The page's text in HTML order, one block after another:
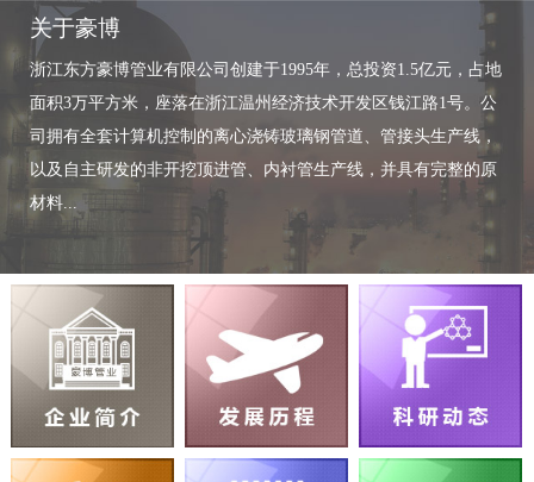
关于豪博
浙江东方豪博管业有限公司创建于1995年，总投资1.5亿元，占地
面积3万平方米，座落在浙江温州经济技术开发区钱江路1号。公
司拥有全套计算机控制的离心浇铸玻璃钢管道、管接头生产线，
以及自主研发的非开挖顶进管、内衬管生产线，并具有完整的原
材料...